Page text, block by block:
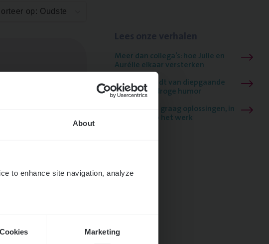
About
to enhance site navigation, analyze
Marketing
op: Oudste
Meer dan collega’s: hoe Julie en
Aurélie elkaar versterken
Mathias houdt van diepgaande
dossiers én droge humor
Thalia zoekt graag oplossingen, in
games én op het werk